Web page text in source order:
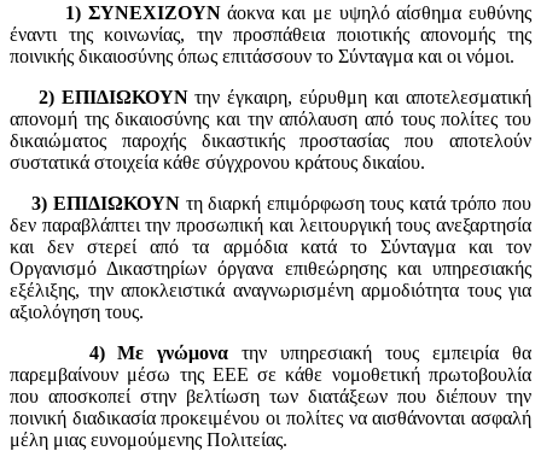
1) ΣΥΝΕΧΙΖΟΥΝάοκνα και με υψηλό αίσθημα ευθύνης
έναντι της κοινωνίας, την προσπάθεια ποιοτικής απονομής της
ποινικής δικαιοσύνης όπως επιτάσσουν το Σύνταγμα και οι νόμοι.
2) ΕΠΙΔΙΩΚΟΥΝτην έγκαιρη, εύρυθμη και αποτελεσματική
απονομή της δικαιοσύνης και την απόλαυση από τους πολίτες του
δικαιώματος παροχής δικαστικής προστασίας που αποτελούν
συστατικά στοιχεία κάθε σύγχρονου κράτους δικαίου.
3) ΕΠΙΔΙΩΚΟΥΝτη διαρκή επιμόρφωση τους κατά τρόπο που
δεν παραβλάπτει την προσωπική και λειτουργική τους ανεξαρτησία
και δεν στερεί από τα αρμόδια κατά το Σύνταγμα και τον
Οργανισμό Δικαστηρίων όργανα επιθεώρησης και υπηρεσιακής
εξέλιξης, την αποκλειστικά αναγνωρισμένη αρμοδιότητα τους για
αξιολόγηση τους.
4) Με γνώμονα την υπηρεσιακή τους εμπειρία θα
παρεμβαίνουν μέσω της ΕΕΕ σε κάθε νομοθετική πρωτοβουλία
που αποσκοπεί στην βελτίωση των διατάξεων που διέπουν την
ποινική διαδικασία προκειμένου οι πολίτες να αισθάνονται ασφαλή
μέλη μιας ευνομούμενης Πολιτείας.